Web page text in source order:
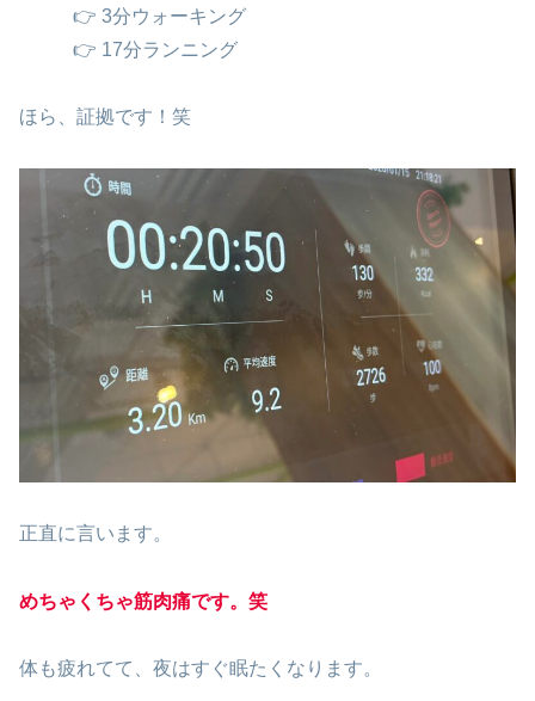
👉 3分ウォーキング
👉 17分ランニング
ほら、証拠です！笑
正直に言います。
めちゃくちゃ筋肉痛です。笑
体も疲れてて、夜はすぐ眠たくなります。